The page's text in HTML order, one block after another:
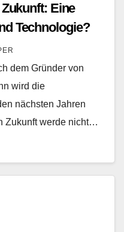
Eine
Technologie?
dem Gründer von
wird die
nächsten Jahren
Zukunft werde nicht…